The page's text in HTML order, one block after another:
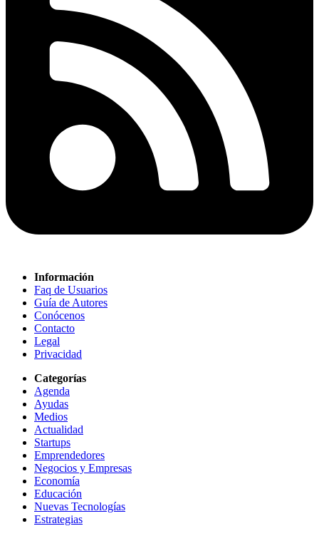
Información
Faq de Usuarios
Guía de Autores
Conócenos
Contacto
Legal
Privacidad
Categorías
Agenda
Ayudas
Medios
Actualidad
Startups
Emprendedores
Negocios y Empresas
Economía
Educación
Nuevas Tecnologías
Estrategias